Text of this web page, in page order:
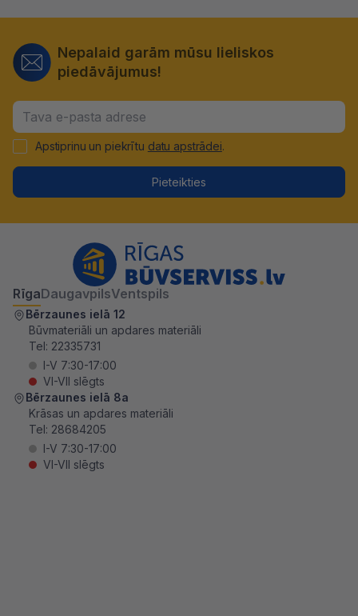
Nepalaid garām mūsu lieliskos
piedāvājumus!
Apstiprinu un piekrītu datu apstrādei.
Pieteikties
RīgaDaugavpilsVentspils
Bērzaunes ielā 12
Būvmateriāli un apdares materiāli
Tel: 22335731
I-V 7:30-17:00
VI-VII slēgts
Bērzaunes ielā 8a
Krāsas un apdares materiāli
Tel: 28684205
I-V 7:30-17:00
VI-VII slēgts